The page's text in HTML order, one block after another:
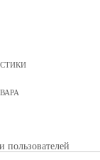
пользователей